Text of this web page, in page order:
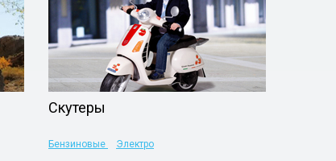
Скутеры
Бензиновые Электро